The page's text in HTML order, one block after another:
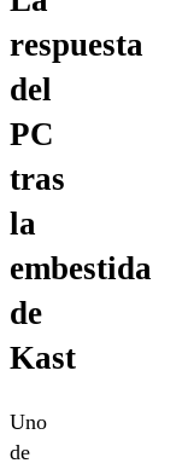
respuesta
del
PC
tras
la
embestida
de
Kast
Uno
de